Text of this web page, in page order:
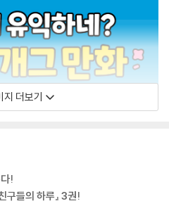
지 더보기
!
구들의 하루』 3권!